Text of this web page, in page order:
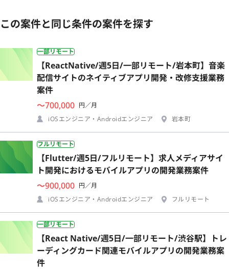
この案件と同じ条件の案件を探す
一部リモート
【ReactNative/週5日/一部リモート/岩本町】音楽
配信サイトのネイティブアプリ開発・改修支援業務
案件
〜700,000 円／月
iOSエンジニア・Androidエンジニア
岩本町
フルリモート
【Flutter/週5日/フルリモート】求人メディアサイ
ト開発におけるモバイルアプリの開発業務案件
〜900,000 円／月
iOSエンジニア・Androidエンジニア
フルリモート
一部リモート
【React Native/週5日/一部リモート/渋谷駅】トレ
ーディングカード関連モバイルアプリの開発業務案
件